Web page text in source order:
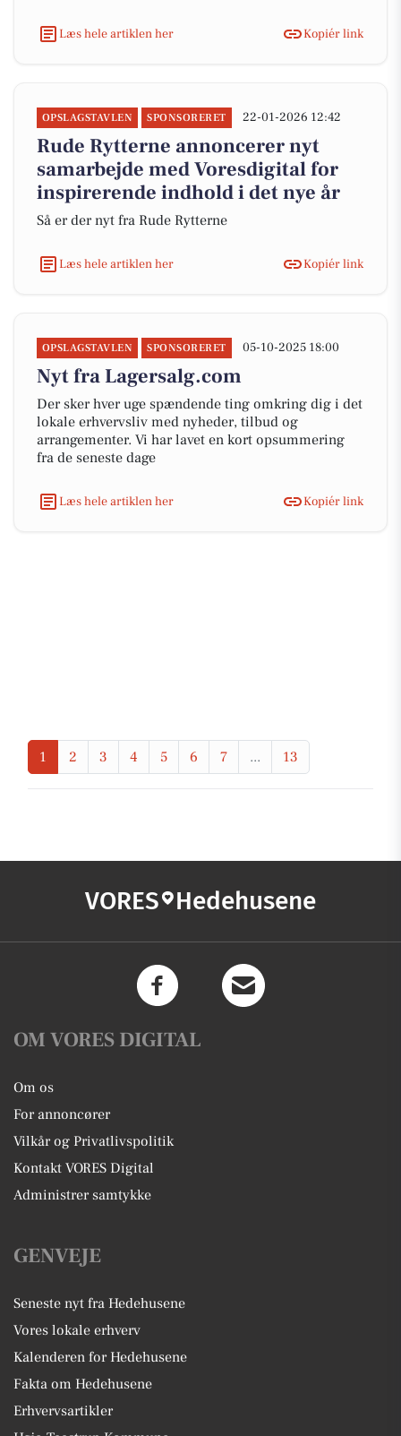
Læs hele artiklen her Kopiér link
OPSLAGSTAVLEN SPONSORERET 22-01-2026 12:42
Rude Rytterne annoncerer nyt
samarbejde med Voresdigital for
inspirerende indhold i det nye år
Så er der nyt fra Rude Rytterne
Læs hele artiklen her Kopiér link
OPSLAGSTAVLEN SPONSORERET 05-10-2025 18:00
Nyt fra Lagersalg.com
Der sker hver uge spændende ting omkring dig i det
lokale erhvervsliv med nyheder, tilbud og
arrangementer. Vi har lavet en kort opsummering
fra de seneste dage
Læs hele artiklen her Kopiér link
1 2 3 4 5 6 7 ... 13
VORES Hedehusene
OM VORES DIGITAL
Om os
For annoncører
Vilkår og Privatlivspolitik
Kontakt VORES Digital
Administrer samtykke
GENVEJE
Seneste nyt fra Hedehusene
Vores lokale erhverv
Kalenderen for Hedehusene
Fakta om Hedehusene
Erhvervsartikler